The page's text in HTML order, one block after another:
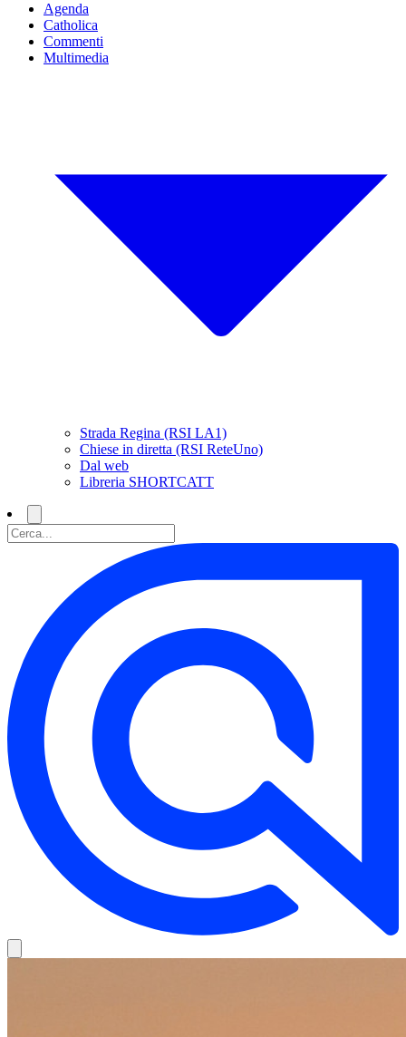
Agenda
Catholica
Commenti
Multimedia
Strada Regina (RSI LA1)
Chiese in diretta (RSI ReteUno)
Dal web
Libreria SHORTCATT